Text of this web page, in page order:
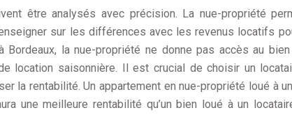
être analysés avec précision. La nue-propriété
sur les différences avec les revenus locatifs
Bordeaux, la nue-propriété ne donne pas accès au
location saisonnière. Il est crucial de choisir un
la rentabilité. Un appartement en nue-propriété loué à
une meilleure rentabilité qu’un bien loué à un